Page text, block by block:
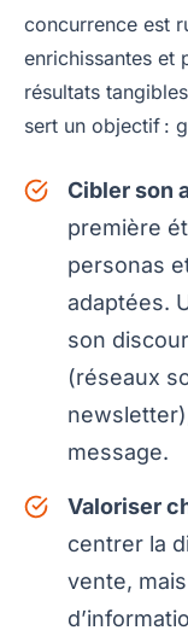
concurrence est
enrichissantes et
résultats
sert un objectif :
Cibler son
première
personas
adaptées.
son
(réseaux
message.
Valoriser
centrer la
vente,